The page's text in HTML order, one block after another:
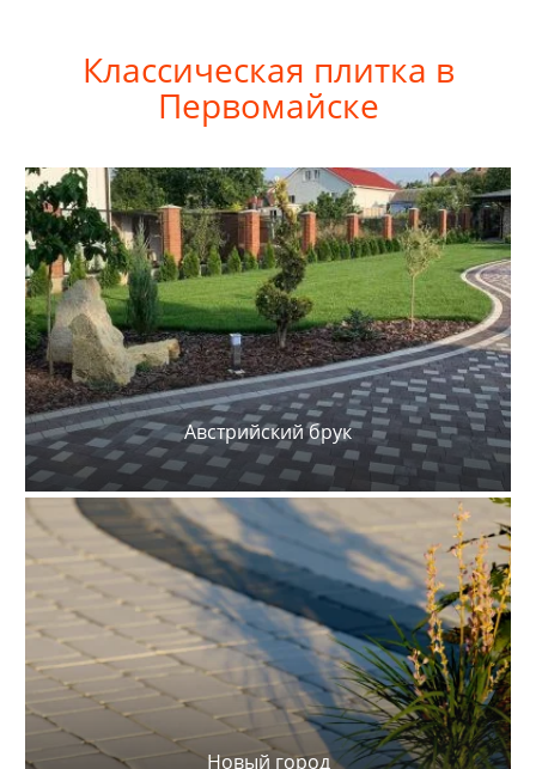
Классическая плитка в
Первомайске
Австрийский брук
Новый город